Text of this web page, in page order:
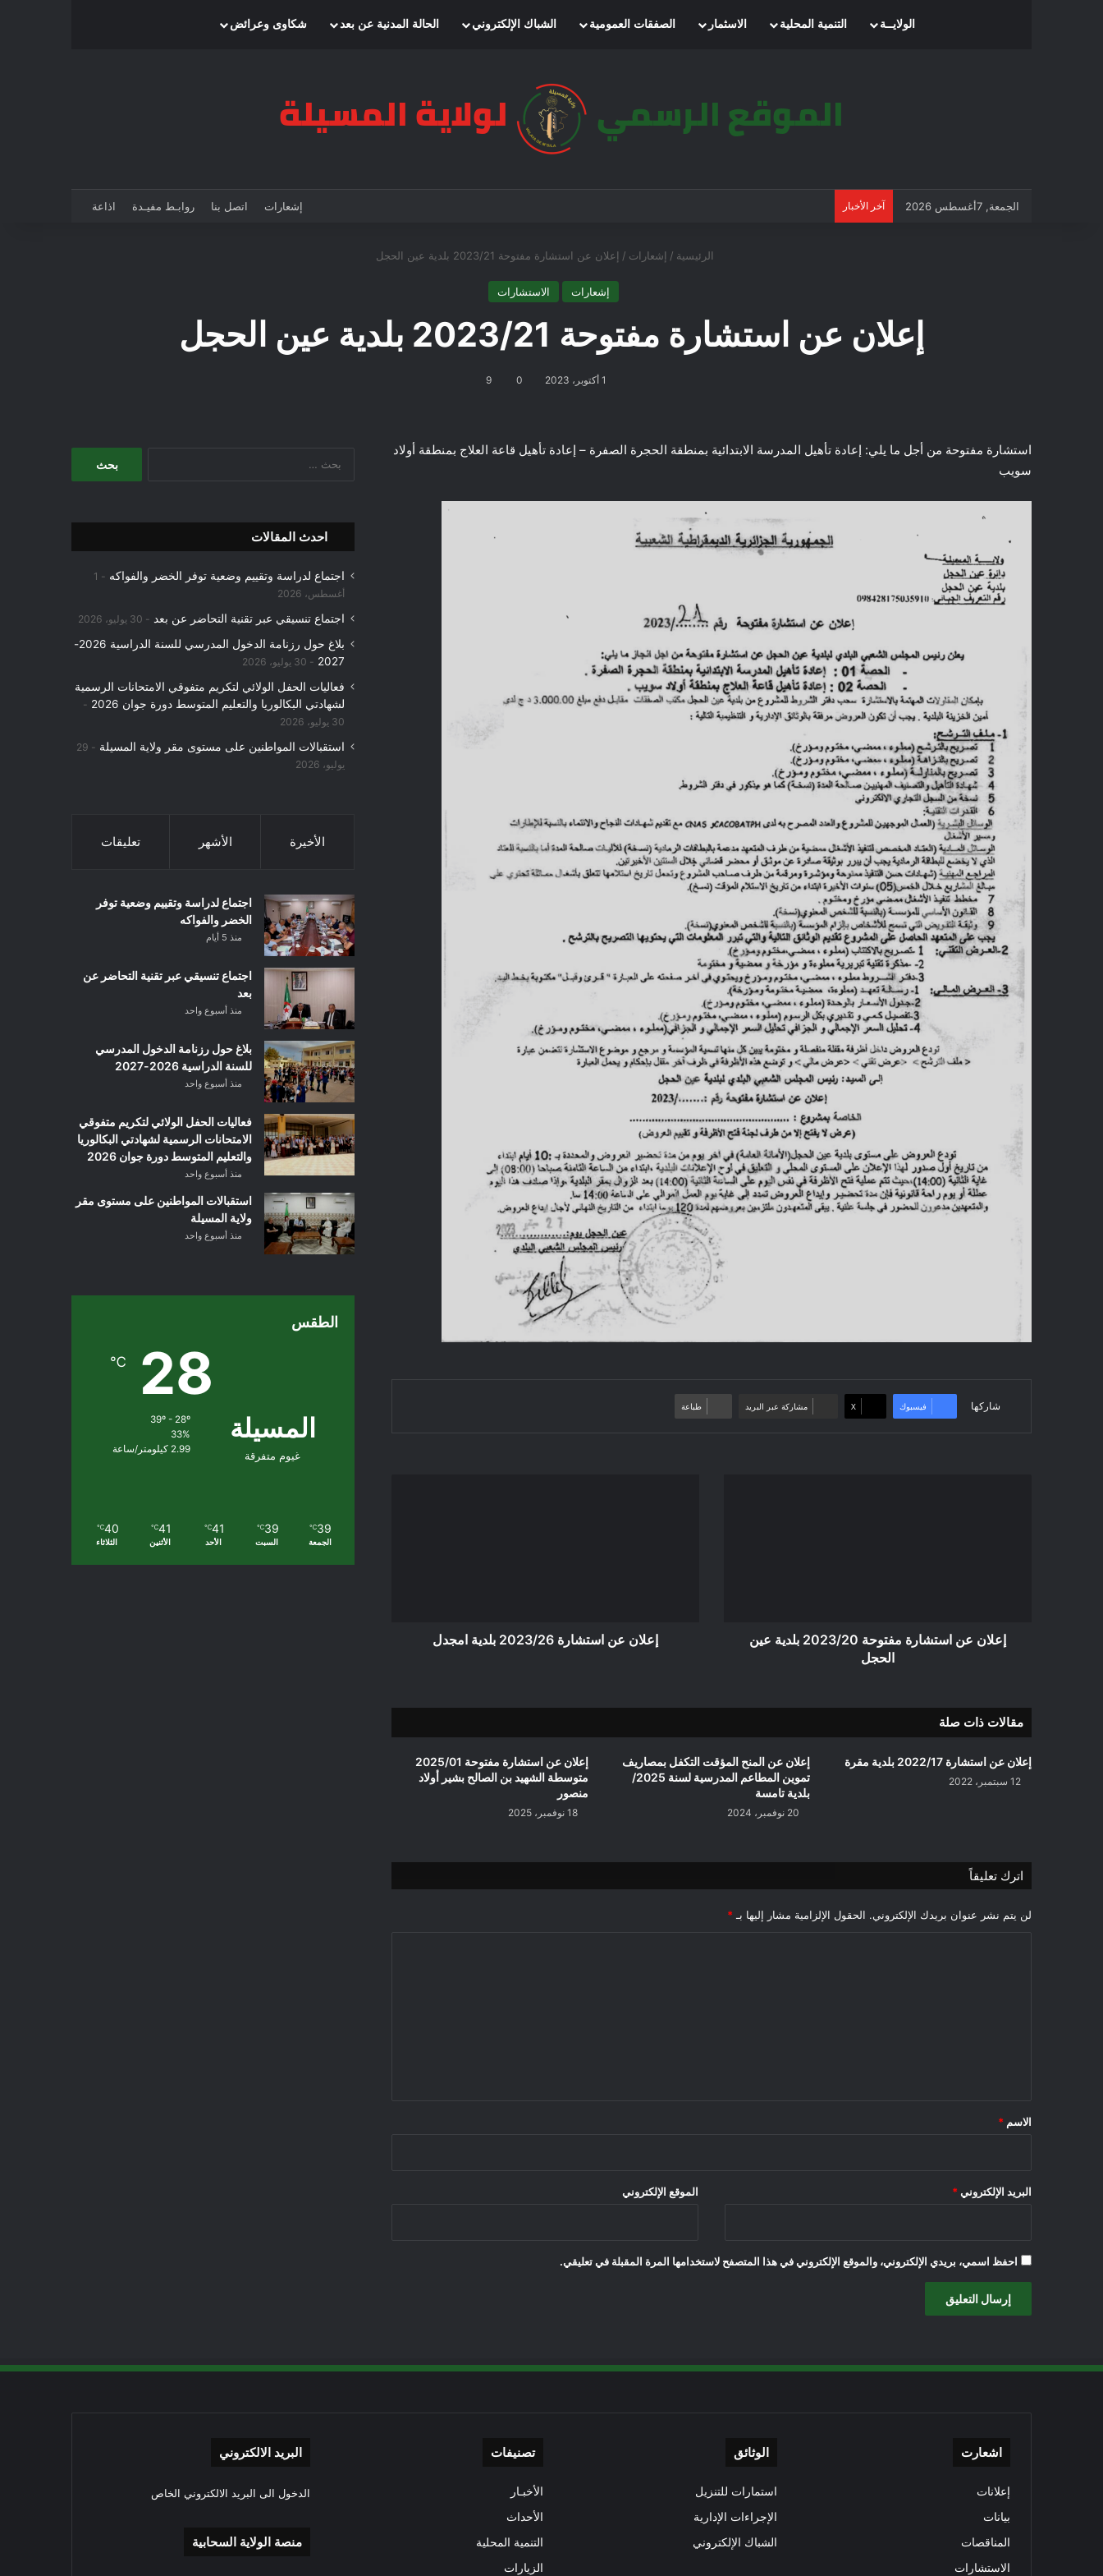
الرئيسيةالولايــة التنمية المحلية الاسثمار الصفقات العمومية الشباك الإلكتروني الحالة المدنية عن بعد شكاوى وعرائض
الجمعة, 7أغسطس 2026 آخر الأخبار إشعارات اتصل بنا روابـط مفيـدة اذاعة
الرئيسية / إشعارات / إعلان عن استشارة مفتوحة 2023/21 بلدية عين الحجل
إشعارات الاستشارات
إعلان عن استشارة مفتوحة 2023/21 بلدية عين الحجل
1 أكتوبر، 2023 0
9
استشارة مفتوحة من أجل ما يلي: إعادة تأهيل المدرسة الابتدائية بمنطقة الحجرة الصفرة – إعادة تأهيل قاعة العلاج بمنطقة أولاد
سويب
شاركها فيسبوك ‫X مشاركة عبر البريد طباعة
إعلان عن استشارة مفتوحة 2023/20 بلدية عين
الحجل
إعلان عن استشارة 2023/26 بلدية امجدل
مقالات ذات صلة
إعلان عن استشارة 2022/17 بلدية مقرة
12 سبتمبر، 2022
إعلان عن المنح المؤقت التكفل بمصاريف
تموين المطاعم المدرسية لسنة 2025/
بلدية تامسة
20 نوفمبر، 2024
إعلان عن استشارة مفتوحة 2025/01
متوسطة الشهيد بن الصالح بشير أولاد
منصور
18 نوفمبر، 2025
اترك تعليقاً
لن يتم نشر عنوان بريدك الإلكتروني. الحقول الإلزامية مشار إليها بـ *
*
الاسم *
البريد الإلكتروني * الموقع الإلكتروني
احفظ اسمي، بريدي الإلكتروني، والموقع الإلكتروني في هذا المتصفح لاستخدامها المرة المقبلة في تعليقي.
احدث المقالات
اجتماع لدراسة وتقييم وضعية توفر الخضر والفواكه
1
أغسطس، 2026
اجتماع تنسيقي عبر تقنية التحاضر عن بعد 30 يوليو، 2026
بلاغ حول رزنامة الدخول المدرسي للسنة الدراسية 2026-
2027
30 يوليو، 2026
فعاليات الحفل الولائي لتكريم متفوقي الامتحانات الرسمية
لشهادتي البكالوريا والتعليم المتوسط دورة جوان 2026
30 يوليو، 2026
استقبالات المواطنين على مستوى مقر ولاية المسيلة
29
يوليو، 2026
الأخيرة الأشهر تعليقات
اجتماع لدراسة وتقييم وضعية توفر
الخضر والفواكه
منذ 5 أيام
اجتماع تنسيقي عبر تقنية التحاضر عن
بعد
منذ أسبوع واحد
بلاغ حول رزنامة الدخول المدرسي
للسنة الدراسية 2026-2027
منذ أسبوع واحد
فعاليات الحفل الولائي لتكريم متفوقي
الامتحانات الرسمية لشهادتي البكالوريا
والتعليم المتوسط دورة جوان 2026
منذ أسبوع واحد
استقبالات المواطنين على مستوى مقر
ولاية المسيلة
منذ أسبوع واحد
الطقس
المسيلة
غيوم متفرقة
28
℃
39º - 28º
33%
2.99 كيلومتر/ساعة
39
℃
الجمعة
39
℃
السبت
41
℃
الأحد
41
℃
الأثنين
40
℃
الثلاثاء
اشعارت
إعلانات
بيانات
المناقصات
الاستشارات
الوثائق
استمارات للتنزيل
الإجراءات الإدارية
الشباك الإلكتروني
تصنيفات
الأخبـار
الأحداث
التنمية المحلية
الزيارات
البريد الالكتروني
الدخول الى البريد الالكتروني الخاص
منصة الولاية السحابية